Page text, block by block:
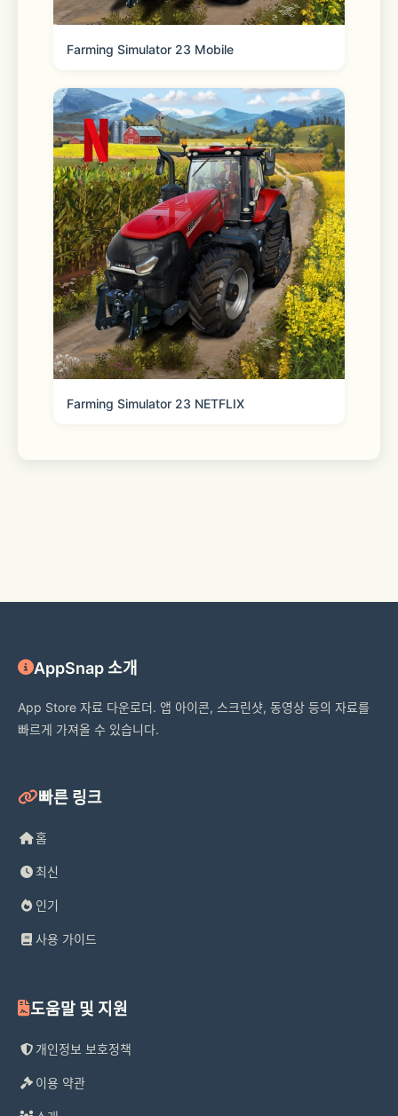
□■豪華声優陣■□
/ 浪川大輔 / 鳥海浩輔
柿原徹也 / 山谷祥生 / 高塚智人 / 江口拓
也
白井悠介 / 内田雄馬 / 山下誠一郎 / 八代
拓
武内駿輔 / 西山宏太朗
増田俊樹 / 山下大輝 / 中島ヨシキ / 沢城
千春 / 梅原裕一郎
下野紘 / 斉藤壮馬 / KENN / 細谷佳正 /
myheroes.com/
【公式Twitter】 @myhero_info
※上記にはAppleA12以降搭載のiPad、
Farming Simulator 23 Mobile
Farming Simulator 23 NETFLIX
AppSnap 소개
App Store 자료 다운로더. 앱 아이콘, 스크린샷, 동영상 등의 자료를
빠르게 가져올 수 있습니다.
빠른 링크
홈
최신
인기
사용 가이드
도움말 및 지원
개인정보 보호정책
이용 약관